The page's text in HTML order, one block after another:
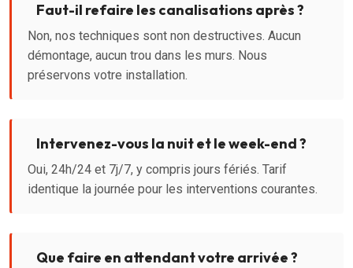
Faut-il refaire les canalisations après ?
Non, nos techniques sont non destructives. Aucun
démontage, aucun trou dans les murs. Nous
préservons votre installation.
Intervenez-vous la nuit et le week-end ?
Oui, 24h/24 et 7j/7, y compris jours fériés. Tarif
identique la journée pour les interventions courantes.
Que faire en attendant votre arrivée ?